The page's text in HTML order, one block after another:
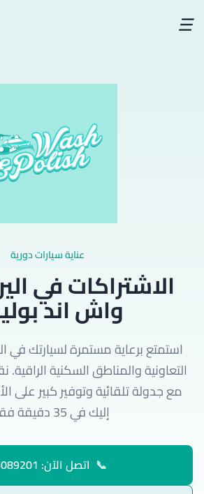
☰
عناية سيارات دورية
الاشتراكات في
واش اند
استمتع برعاية مستمرة لسيارتك في
التعاونية والمناطق السكنية
مع جدولة تلقائية وتوفير كبير على
إليك في 35 دقيقة فقط.
📞 اتصل الآن: 65089201